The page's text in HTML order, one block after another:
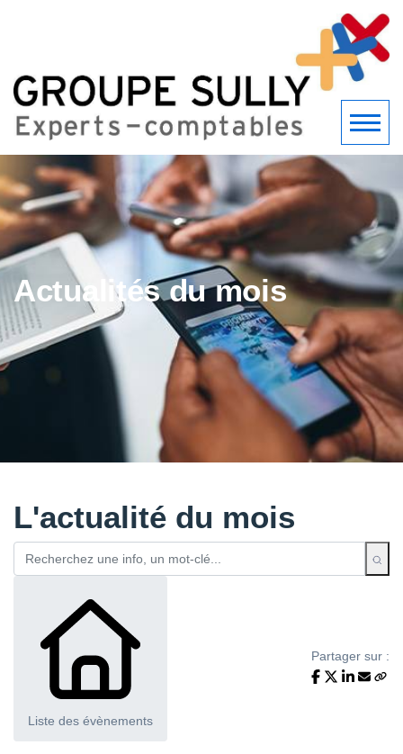
Actualités du mois
L'actualité du mois
Liste des évènements
Partager sur :